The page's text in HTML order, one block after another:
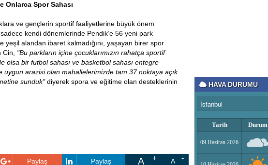
Onlarca Spor Sahası
ve gençlerin sportif faaliyetlerine büyük önem
kendi dönemlerinde Pendik’e 56 yeni park
yeşil alandan ibaret kalmadığını, yaşayan birer spor
"Bu parkların içine çocuklarımızın rahatça sportif
olsa bir futbol sahası ve basketbol sahası entegre
arazisi olan mahallelerimizde tam 37 noktaya açık
sunduk"diyerek spora ve eğitime olan desteklerinin
Paylaş Paylaş A A
HAVA DURUMU
Tarih Durum
09 Haziran 2026